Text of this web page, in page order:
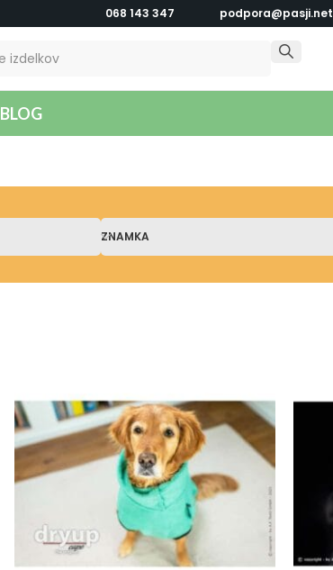
068 143 347 podpora@pasji.net
BLOG
ZNAMKA